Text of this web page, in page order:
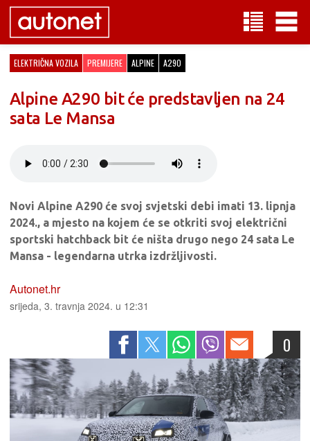
ELEKTRIČNA VOZILA PREMIJERE ALPINE A290
Alpine A290 bit će predstavljen na 24
sata Le Mansa
Novi Alpine A290 će svoj svjetski debi imati 13. lipnja
2024., a mjesto na kojem će se otkriti svoj električni
sportski hatchback bit će ništa drugo nego 24 sata Le
Mansa - legendarna utrka izdržljivosti.
Autonet.hr
srijeda, 3. travnja 2024. u 12:31
0